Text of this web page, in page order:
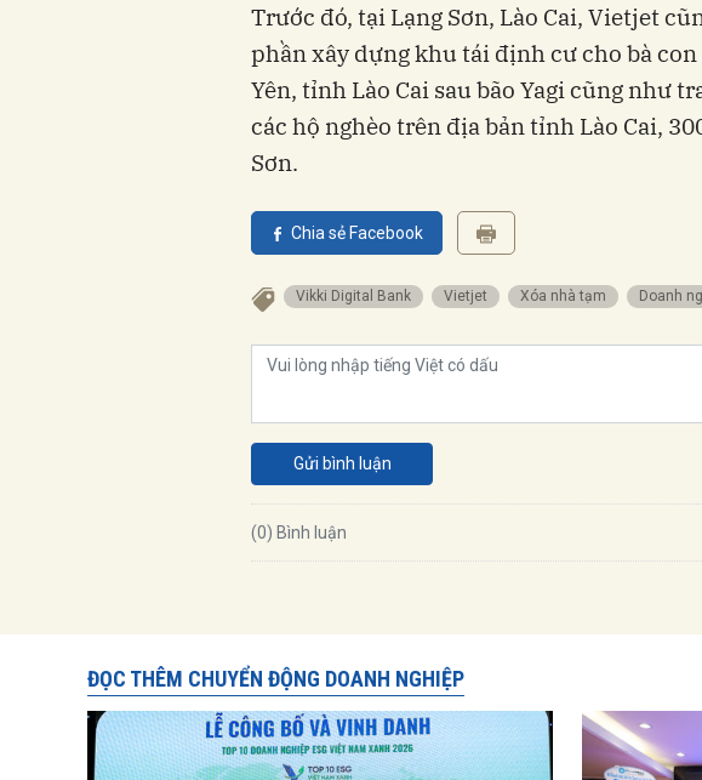
Trước đó, tại Lạng Sơn, Lào Cai, Vietjet
phần xây dựng khu tái định cư cho bà
Yên, tỉnh Lào Cai sau bão Yagi cũng như
các hộ nghèo trên địa bản tỉnh Lào Cai,
Sơn.
Chia sẻ Facebook
Vikki Digital Bank Vietjet Xóa nhà tạm Doanh
Gửi bình luận
(0) Bình luận
ĐỌC THÊM CHUYỂN ĐỘNG DOANH NGHIỆP